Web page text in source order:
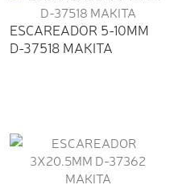
ESCAREADOR 5-10MM
D-37518 MAKITA